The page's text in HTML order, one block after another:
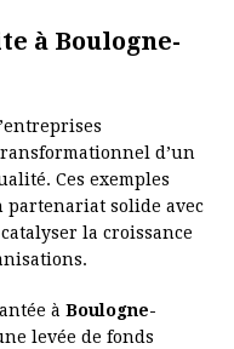
à Boulogne-
d’un
Ces exemples
partenariat solide avec
la croissance
à Boulogne-
levée de fonds